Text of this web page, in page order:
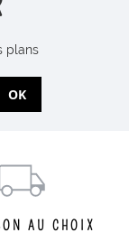
plans
OK
AU CHOIX